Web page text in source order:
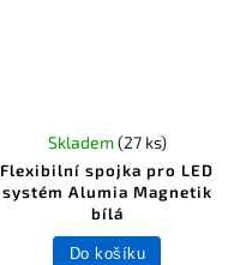
Flexibilní spojka pro LED
systém Alumia Magnetik
bílá
Skladem(27 ks)
Do košíku